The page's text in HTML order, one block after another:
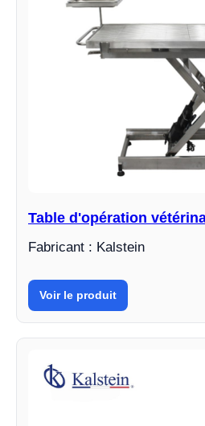
Table d'opération
Fabricant : Kalstein
Voir le produit